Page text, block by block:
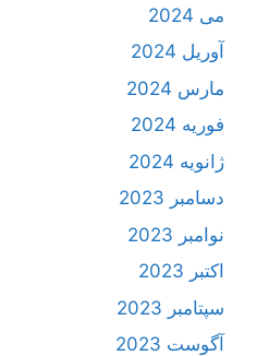
می 2024
آوریل 2024
مارس 2024
فوریه 2024
ژانویه 2024
دسامبر 2023
نوامبر 2023
اکتبر 2023
سپتامبر 2023
آگوست 2023